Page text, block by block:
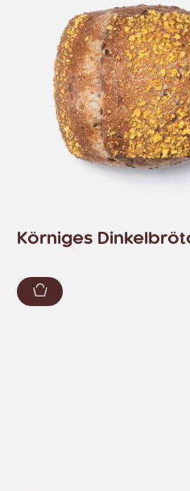
Körniges
Zum Warenkorb